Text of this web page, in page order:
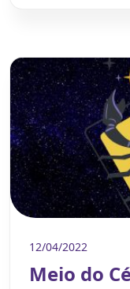
12/04/2022
Meio do